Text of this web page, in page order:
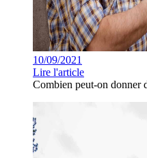
10/09/2021
Lire l'article
Combien peut-on donner